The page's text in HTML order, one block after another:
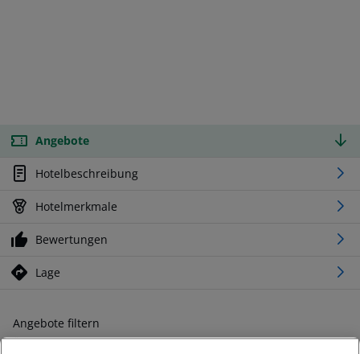
Angebote
Hotelbeschreibung
Hotelmerkmale
Bewertungen
Lage
Angebote filtern
Ändern Sie Ihre Kriterien nach Ihren Wünschen